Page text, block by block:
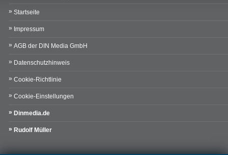
Startseite
Impressum
AGB der DIN Media GmbH
Datenschutzhinweis
Cookie-Richtlinie
Cookie-Einstellungen
Dinmedia.de
Rudolf Müller